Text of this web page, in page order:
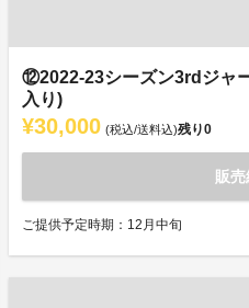
⑫2022-23シーズン3rdジャ
入り)
¥30,000 (税込/送料込)残り0
販売
ご提供予定時期：12月中旬